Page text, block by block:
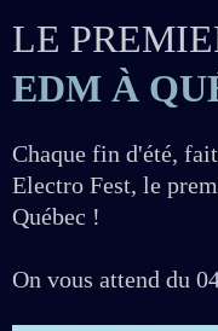
LE
EDM À
Chaque fin d'été,
Electro Fest, le
Québec !
On vous attend du